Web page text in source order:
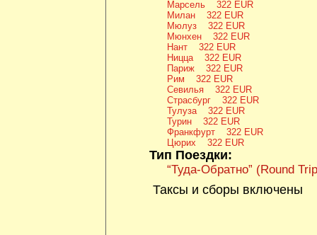
Марсель 322 EUR
Милан 322 EUR
Мюлуз 322 EUR
Мюнхен 322 EUR
Нант 322 EUR
Ницца 322 EUR
Париж 322 EUR
Рим 322 EUR
Севилья 322 EUR
Страсбург 322 EUR
Тулуза 322 EUR
Турин 322 EUR
Франкфурт 322 EUR
Цюрих 322 EUR
Тип Поездки:
“Туда-Обратно” (Round
Таксы и сборы включены